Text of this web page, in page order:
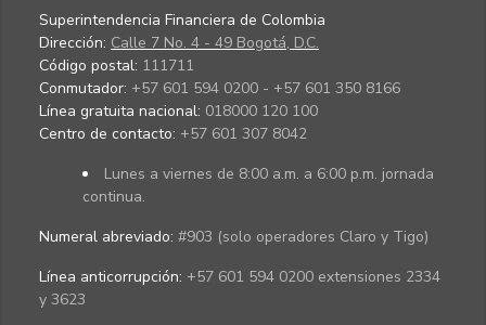
Superintendencia Financiera de Colombia
Dirección: Calle 7 No. 4 - 49 Bogotá, D.C.
Código postal: 111711
Conmutador: +57 601 594 0200 - +57 601 350 8166
Línea gratuita nacional: 018000 120 100
Centro de contacto: +57 601 307 8042
Lunes a viernes de 8:00 a.m. a 6:00 p.m. jornada
continua.
Numeral abreviado: #903 (solo operadores Claro y Tigo)
Línea anticorrupción: +57 601 594 0200 extensiones 2334
y 3623